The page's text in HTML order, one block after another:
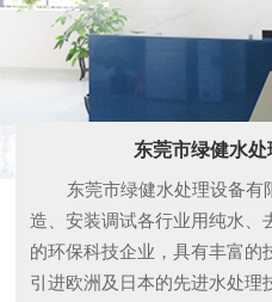
东莞市绿健水处
东莞市绿健水处理设备有
造、安装调试各行业用纯水、
的环保科技企业，具有丰富的
引进欧洲及日本的先进水处理